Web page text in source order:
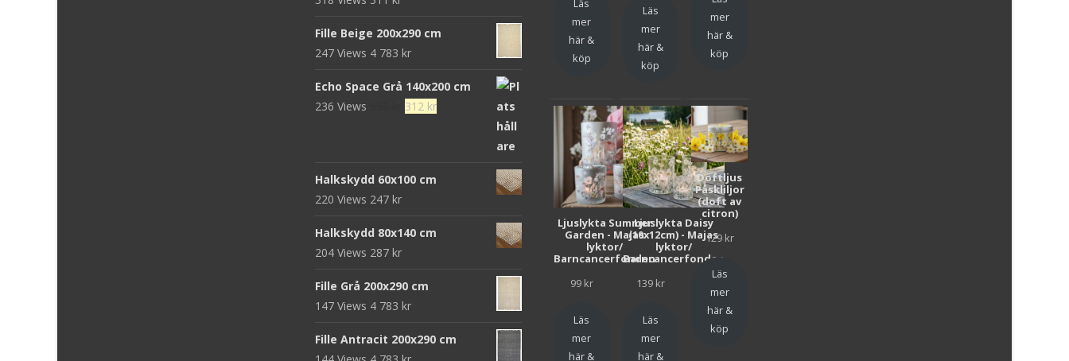
Fille Beige 200x290 cm
247 Views 4 783 kr
Echo Space Grå 140x200 cm
236 Views
Det
952 kr.
312 krDet
Halkskydd 60x100 cm
220 Views 247 kr
Halkskydd 80x140 cm
204 Views 287 kr
Fille Grå 200x290 cm
147 Views 4 783 kr
Fille Antracit 200x290 cm
Läs
mer
här &
köp
Läs
mer
här &
köp
mer
här &
köp
Ljuslykta Summer
Garden - Majas
lyktor/
Barncancerfonden
99 kr
Läs
mer
här &
Ljuslykta Daisy
(10x12cm) - Majas
lyktor/
Barncancerfonden
139 kr
Läs
mer
här &
Doftljus
Påskliljor
(doft av
citron)
129 kr
Läs
mer
här &
köp